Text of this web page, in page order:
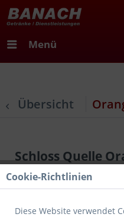
Menü
Übersicht
Schloss Quelle
Cookie-Richtlinien
Diese Website verwendet